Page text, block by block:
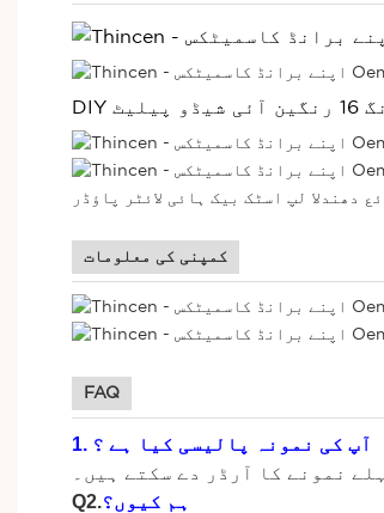
دھندلا لپ اسٹک بیک ہائی لائٹر پاؤڈر
کمپنی کی معلومات
FAQ
1. آپ کی نمونہ پالیسی کیا ہے ؟
نمونے کا آرڈر دے سکتے ہیں۔
Q2.ہم کیوں؟